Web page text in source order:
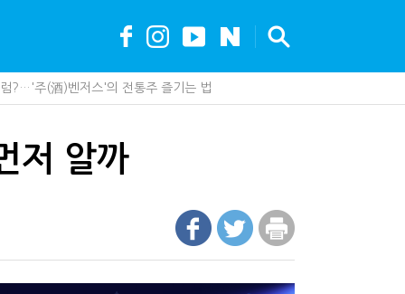
?…'주(酒)벤저스'의 전통주 즐기는 법
…1주택자 세 부담 어떻게 달라질까
못 산다…지자체도 '경영'의 시대
백화점에 입점…비결은 국세청?
다음은 '공급과잉 관세'인가
대 6.3배 차이…"실거주 요건 강화하자"
"…세무사에게 부동산 고민을 털어놓는 이유
'콕' 집는 세관 직원 정체는?
저 알까